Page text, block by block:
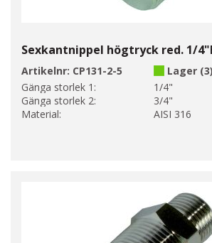
Sexkantnippel högtryck red. 1/
Artikelnr: CP131-2-5
Lager (3)
Gänga storlek 1:
1/4"
Gänga storlek 2:
3/4"
Material:
AISI 316